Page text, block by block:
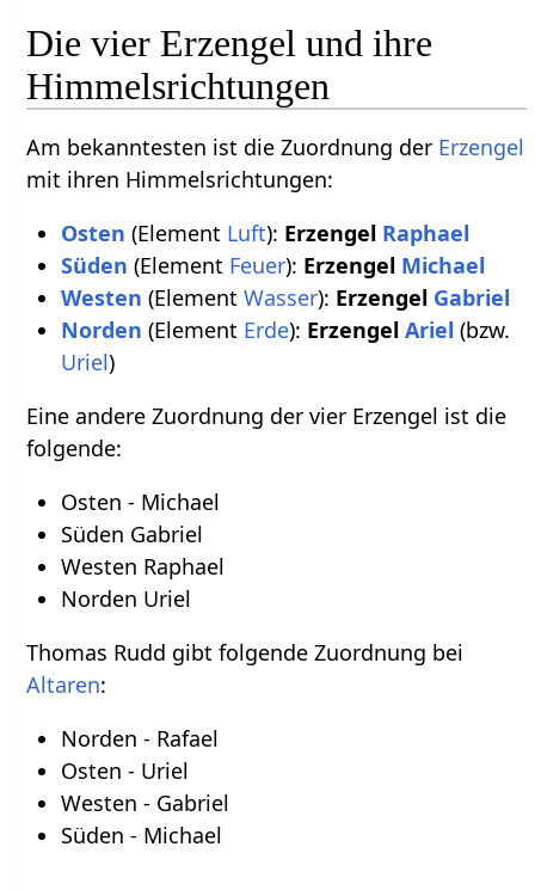
Die vier Erzengel und ihre
Himmelsrichtungen
Am bekanntesten ist die Zuordnung der Erzengel
mit ihren Himmelsrichtungen:
Osten (Element Luft): Erzengel Raphael
Süden (Element Feuer): Erzengel Michael
Westen (Element Wasser): Erzengel Gabriel
Norden (Element Erde): Erzengel Ariel (bzw.
Uriel)
Eine andere Zuordnung der vier Erzengel ist die
folgende:
Osten - Michael
Süden Gabriel
Westen Raphael
Norden Uriel
Thomas Rudd gibt folgende Zuordnung bei
Altaren:
Norden - Rafael
Osten - Uriel
Westen - Gabriel
Süden - Michael